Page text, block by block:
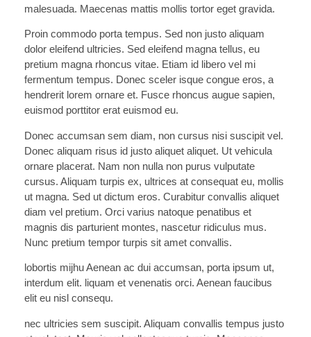
malesuada. Maecenas mattis mollis tortor eget gravida.
Proin commodo porta tempus. Sed non justo aliquam
dolor eleifend ultricies. Sed eleifend magna tellus, eu
pretium magna rhoncus vitae. Etiam id libero vel mi
fermentum tempus. Donec sceler isque congue eros, a
hendrerit lorem ornare et. Fusce rhoncus augue sapien,
euismod porttitor erat euismod eu.
Donec accumsan sem diam, non cursus nisi suscipit vel.
Donec aliquam risus id justo aliquet aliquet. Ut vehicula
ornare placerat. Nam non nulla non purus vulputate
cursus. Aliquam turpis ex, ultrices at consequat eu, mollis
ut magna. Sed ut dictum eros. Curabitur convallis aliquet
diam vel pretium. Orci varius natoque penatibus et
magnis dis parturient montes, nascetur ridiculus mus.
Nunc pretium tempor turpis sit amet convallis.
lobortis mijhu Aenean ac dui accumsan, porta ipsum ut,
interdum elit. liquam et venenatis orci. Aenean faucibus
elit eu nisl consequ.
nec ultricies sem suscipit. Aliquam convallis tempus justo